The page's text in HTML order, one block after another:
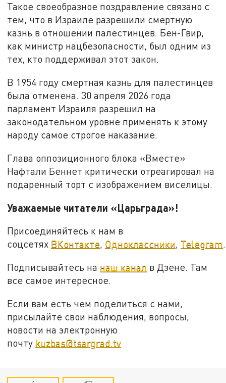
Такое своеобразное поздравление связано с
тем, что в Израиле разрешили смертную
казнь в отношении палестинцев. Бен-Гвир,
как министр нацбезопасности, был одним из
тех, кто поддерживал этот закон.
В 1954 году смертная казнь для палестинцев
была отменена. 30 апреля 2026 года
парламент Израиля разрешил на
законодательном уровне применять к этому
народу самое строгое наказание.
Глава оппозиционного блока «Вместе»
Нафтали Беннет критически отреагировал на
подаренный торт с изображением виселицы.
Уважаемые читатели «Царьграда»!
Присоединяйтесь к нам в
соцсетях ВКонтакте, Одноклассники, Telegram.
Подписывайтесь на наш канал в Дзене. Там
все самое интересное.
Если вам есть чем поделиться с нами,
присылайте свои наблюдения, вопросы,
новости на электронную
почту kuzbas@tsargrad.tv